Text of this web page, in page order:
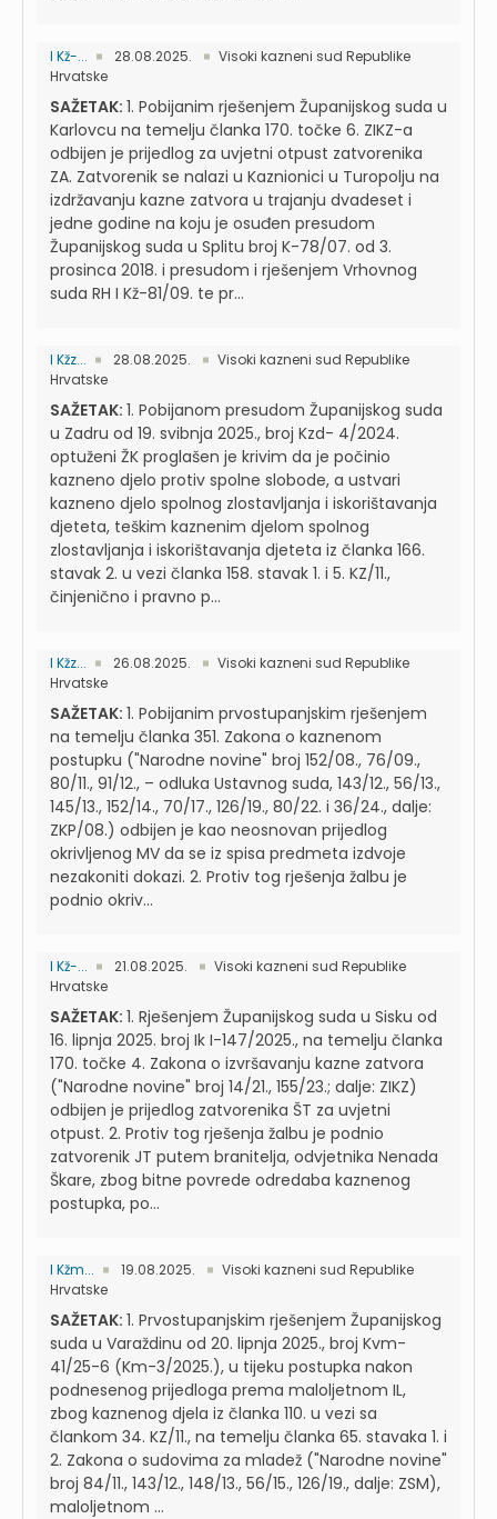
I Kž-... 28.08.2025.
Visoki kazneni sud Republike
Hrvatske
SAŽETAK: 1. Pobijanim rješenjem Županijskog suda u
Karlovcu na temelju članka 170. točke 6. ZIKZ-a
odbijen je prijedlog za uvjetni otpust zatvorenika
ZA. Zatvorenik se nalazi u Kaznionici u Turopolju na
izdržavanju kazne zatvora u trajanju dvadeset i
jedne godine na koju je osuđen presudom
Županijskog suda u Splitu broj K-78/07. od 3.
prosinca 2018. i presudom i rješenjem Vrhovnog
suda RH I Kž-81/09. te pr...
I Kžz... 28.08.2025.
Visoki kazneni sud Republike
Hrvatske
SAŽETAK: 1. Pobijanom presudom Županijskog suda
u Zadru od 19. svibnja 2025., broj Kzd- 4/2024.
optuženi ŽK proglašen je krivim da je počinio
kazneno djelo protiv spolne slobode, a ustvari
kazneno djelo spolnog zlostavljanja i iskorištavanja
djeteta, teškim kaznenim djelom spolnog
zlostavljanja i iskorištavanja djeteta iz članka 166.
stavak 2. u vezi članka 158. stavak 1. i 5. KZ/11.,
činjenično i pravno p...
I Kžz... 26.08.2025.
Visoki kazneni sud Republike
Hrvatske
SAŽETAK: 1. Pobijanim prvostupanjskim rješenjem
na temelju članka 351. Zakona o kaznenom
postupku ("Narodne novine" broj 152/08., 76/09.,
80/11., 91/12., – odluka Ustavnog suda, 143/12., 56/13.,
145/13., 152/14., 70/17., 126/19., 80/22. i 36/24., dalje:
ZKP/08.) odbijen je kao neosnovan prijedlog
okrivljenog MV da se iz spisa predmeta izdvoje
nezakoniti dokazi. 2. Protiv tog rješenja žalbu je
podnio okriv...
I Kž-... 21.08.2025.
Visoki kazneni sud Republike
Hrvatske
SAŽETAK: 1. Rješenjem Županijskog suda u Sisku od
16. lipnja 2025. broj Ik I-147/2025., na temelju članka
170. točke 4. Zakona o izvršavanju kazne zatvora
("Narodne novine" broj 14/21., 155/23.; dalje: ZIKZ)
odbijen je prijedlog zatvorenika ŠT za uvjetni
otpust. 2. Protiv tog rješenja žalbu je podnio
zatvorenik JT putem branitelja, odvjetnika Nenada
Škare, zbog bitne povrede odredaba kaznenog
postupka, po...
I Kžm... 19.08.2025.
Visoki kazneni sud Republike
Hrvatske
SAŽETAK: 1. Prvostupanjskim rješenjem Županijskog
suda u Varaždinu od 20. lipnja 2025., broj Kvm-
41/25-6 (Km-3/2025.), u tijeku postupka nakon
podnesenog prijedloga prema maloljetnom IL,
zbog kaznenog djela iz članka 110. u vezi sa
člankom 34. KZ/11., na temelju članka 65. stavaka 1. i
2. Zakona o sudovima za mladež ("Narodne novine"
broj 84/11., 143/12., 148/13., 56/15., 126/19., dalje: ZSM),
maloljetnom ...